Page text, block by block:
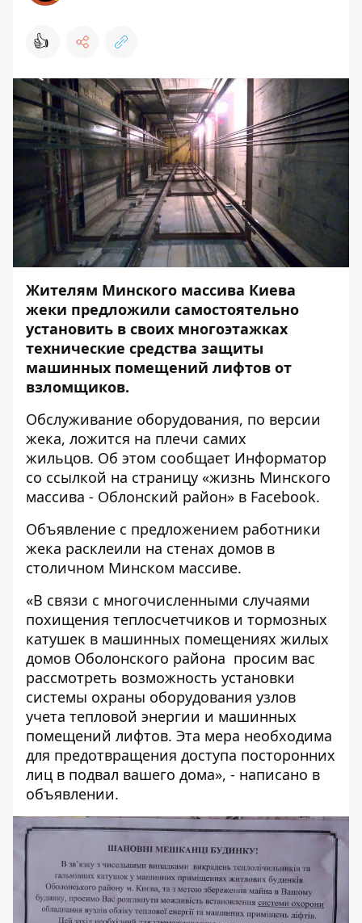
👍
Жителям Минского массива Киева
жеки предложили самостоятельно
установить в своих многоэтажках
технические средства защиты
машинных помещений лифтов от
взломщиков.
Обслуживание оборудования, по версии
жека, ложится на плечи самих
жильцов. Об этом сообщает Информатор
со ссылкой на страницу «жизнь Минского
массива - Облонский район» в Facebook.
Объявление с предложением работники
жека расклеили на стенах домов в
столичном Минском массиве.
«В связи с многочисленными случаями
похищения теплосчетчиков и тормозных
катушек в машинных помещениях жилых
домов Оболонского района просим вас
рассмотреть возможность установки
системы охраны оборудования узлов
учета тепловой энергии и машинных
помещений лифтов. Эта мера необходима
для предотвращения доступа посторонних
лиц в подвал вашего дома», - написано в
объявлении.